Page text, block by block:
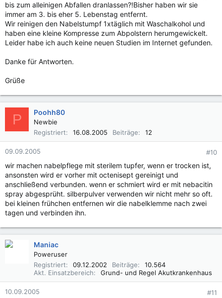
bis zum alleinigen Abfallen dranlassen?!Bisher haben wir sie
immer am 3. bis eher 5. Lebenstag entfernt.
Wir reinigen den Nabelstumpf 1xtäglich mit Waschalkohol und
haben eine kleine Kompresse zum Abpolstern herumgewickelt.
Leider habe ich auch keine neuen Studien im Internet gefunden.
Danke für Antworten.
Grüße
P Poohh80
Newbie
Registriert
16.08.2005 Beiträge 12
09.09.2005 #10
wir machen nabelpflege mit sterilem tupfer, wenn er trocken ist,
ansonsten wird er vorher mit octenisept gereinigt und
anschließend verbunden. wenn er schmiert wird er mit nebacitin
spray abgesprüht. silberpulver verwenden wir nicht mehr so oft.
bei kleinen frühchen entfernen wir die nabelklemme nach zwei
tagen und verbinden ihn.
Maniac
Poweruser
Registriert
09.12.2002 Beiträge
10.564
Akt. Einsatzbereich
Grund- und Regel Akutkrankenhaus
10.09.2005 #11